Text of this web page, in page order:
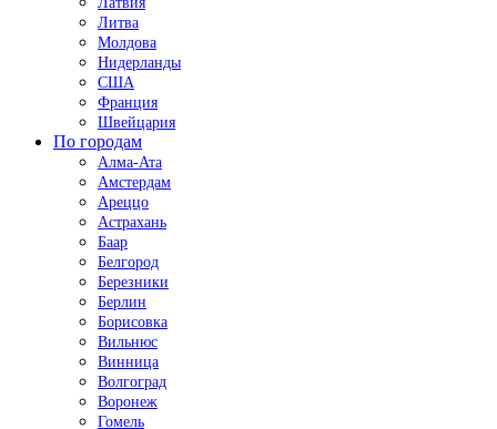
Литва
Молдова
Нидерланды
США
Франция
Швейцария
По городам
Алма-Ата
Амстердам
Ареццо
Астрахань
Баар
Белгород
Березники
Берлин
Борисовка
Вильнюс
Винница
Волгоград
Воронеж
Гомель